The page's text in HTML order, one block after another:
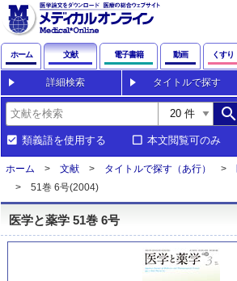
ホーム 文献 電子書籍 動画 くすり
詳細検索 タイトルで探す
search
類義語を使用する 本文閲覧可のみ
ホーム 文献 タイトルで探す（あ行）
51巻 6号(2004)
医学と薬学 51巻 6号